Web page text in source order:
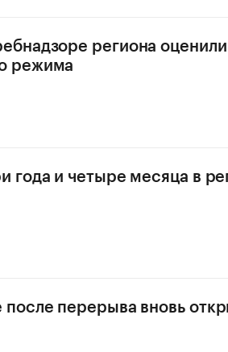
региона
режима
года и четыре месяца в
после перерыва вновь